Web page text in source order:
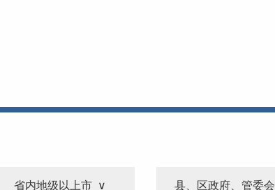
省内地级以上市 县、区政府、管委会